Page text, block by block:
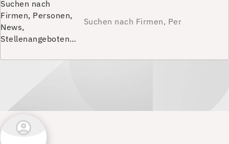
Suchen nach
Firmen, Personen,
News,
Stellenangeboten…